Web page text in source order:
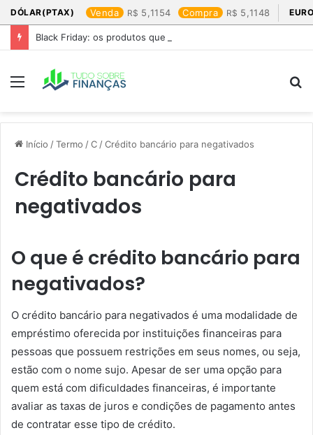
DÓLAR(PTAX) Venda 5,1154 Compra 5,1148
Black Friday: os produtos que mais valem a pena
Menu
Início /Termo /C /Crédito bancário para negativados
Crédito bancário para
negativados
O que é crédito bancário para
negativados?
O crédito bancário para negativados é uma modalidade de
empréstimo oferecida por instituições financeiras para
pessoas que possuem restrições em seus nomes, ou seja,
estão com o nome sujo. Apesar de ser uma opção para
quem está com dificuldades financeiras, é importante
avaliar as taxas de juros e condições de pagamento antes
de contratar esse tipo de crédito.